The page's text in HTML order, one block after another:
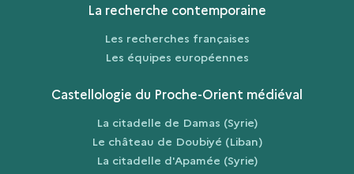
La recherche contemporaine
Les recherches françaises
Les équipes européennes
Castellologie du Proche-Orient médiéval
La citadelle de Damas (Syrie)
Le château de Doubiyé (Liban)
La citadelle d'Apamée (Syrie)